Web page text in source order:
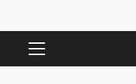
PRIMARY